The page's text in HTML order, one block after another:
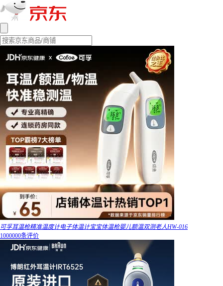
可孚耳温枪精准温度计电子体温计宝宝体温枪婴儿额温双测老人HW-016
1000000条评价